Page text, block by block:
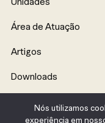
Área de Atuação
Artigos
Downloads
Nós utilizamos
experiência em